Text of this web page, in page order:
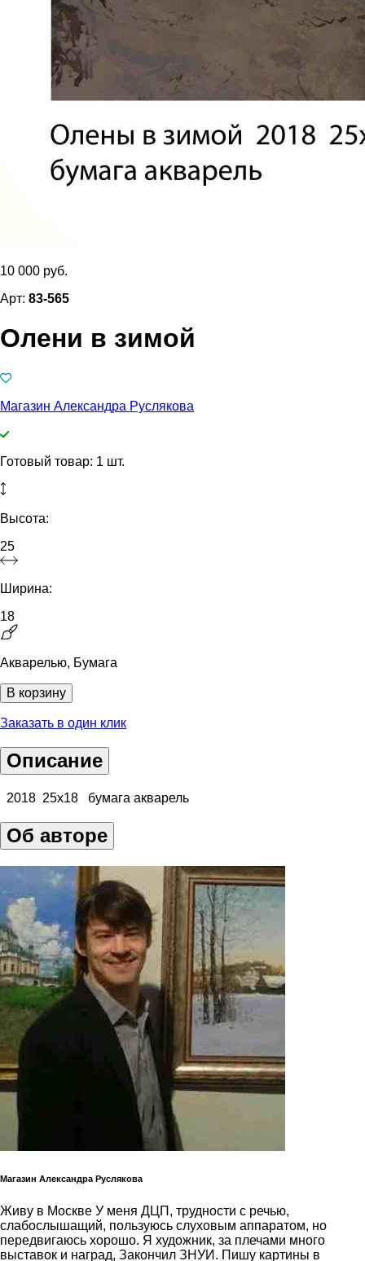
10 000 руб.
Арт: 83-565
Олени в зимой
Магазин Александра Руслякова
Готовый товар: 1 шт.
Высота:
25
Ширина:
18
Акварелью, Бумага
В корзину
Заказать в один клик
Описание
2018 25х18 бумага акварель
Об авторе
Магазин Александра Руслякова
Живу в Москве У меня ДЦП, трудности с речью,
слабослышащий, пользуюсь слуховым аппаратом, но
передвигаюсь хорошо. Я художник, за плечами много
выставок и наград, Закончил ЗНУИ. Пишу картины в